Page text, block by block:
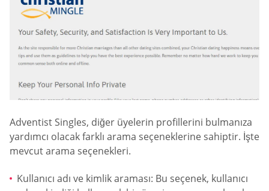
Adventist Singles, diğer üyelerin profillerini bulmanıza
yardımcı olacak farklı arama seçeneklerine sahiptir. İşte
mevcut arama seçenekleri.
Kullanıcı adı ve kimlik araması: Bu seçenek, kullanıcı